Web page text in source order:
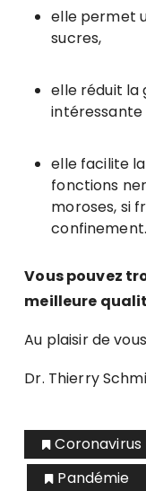
elle permet
sucres,
elle réduit la
intéressante
elle facilite
fonctions
moroses, si
confinement.
Vous pouvez
meilleure
Au plaisir de
Dr. Thierry
Coronavirus
Pandémie